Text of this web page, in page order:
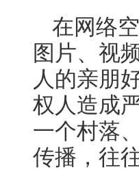
在网络
图片、视
人的亲朋
权人造成
一个村落
传播，往